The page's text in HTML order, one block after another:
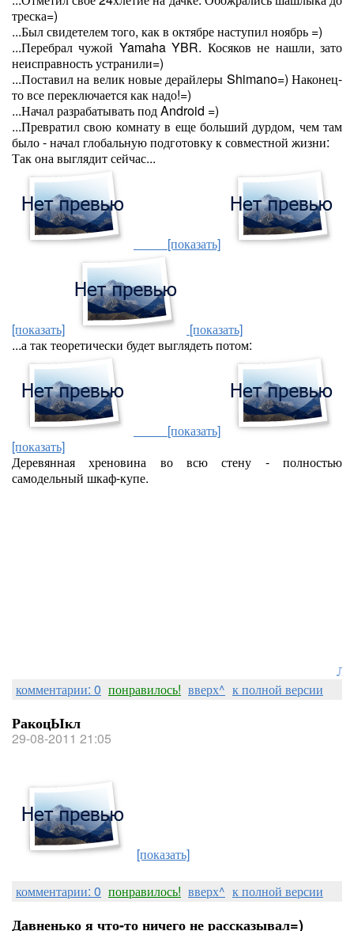
треска=)
...Был свидетелем того, как в октябре наступил ноябрь =)
...Перебрал чужой Yamaha YBR. Косяков не нашли, зато
неисправность устранили=)
...Поставил на велик новые дерайлеры Shimano=) Наконец-
то все переключается как надо!=)
...Начал разрабатывать под Android =)
...Превратил свою комнату в еще больший дурдом, чем там
было - начал глобальную подготовку к совместной жизни:
Так она выглядит сейчас...
[показать]
[показать]
[показать]
...а так теоретически будет выглядеть потом:
[показать]
[показать]
Деревянная хреновина во всю стену - полностью
самодельный шкаф-купе.
комментарии: 0 понравилось! вверх^ к полной версии
РакоцЫкл
29-08-2011 21:05
[показать]
комментарии: 0 понравилось! вверх^ к полной версии
Давненько я что-то ничего не рассказывал=)